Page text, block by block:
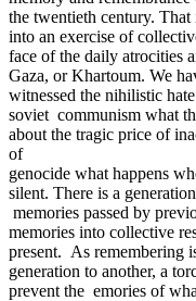
the twentieth century.
into an exercise of
face of the daily atrocities
Gaza, or Khartoum. We
witnessed the nihilistic
soviet communism what
about the tragic price of
of
genocide what happens
silent. There is a
memories passed by
memories into collective
present. As remembering
generation to another, a
prevent the emories of